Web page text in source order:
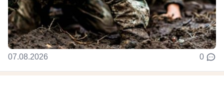
07.08.2026 0